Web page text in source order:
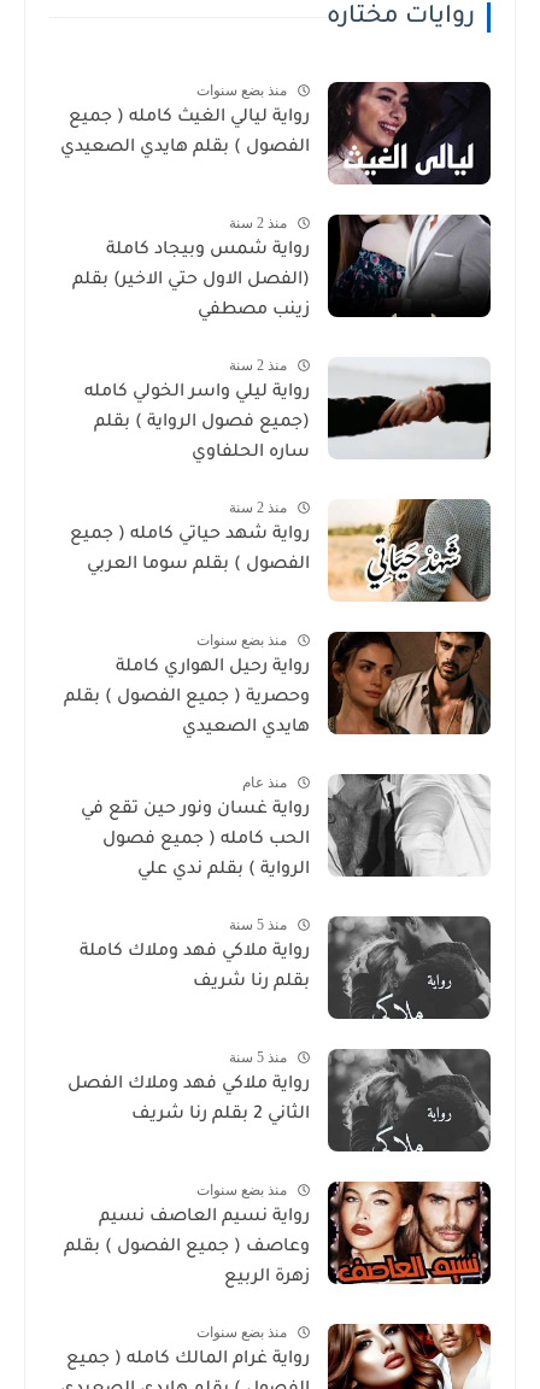
روايات مختاره
منذ بضع سنوات
رواية ليالي الغيث كامله ( جميع
الفصول ) بقلم هايدي الصعيدي
منذ 2 سنة
رواية شمس وبيجاد كاملة
(الفصل الاول حتي الاخير) بقلم
زينب مصطفي
منذ 2 سنة
رواية ليلي واسر الخولي كامله
(جميع فصول الرواية ) بقلم
ساره الحلفاوي
منذ 2 سنة
رواية شهد حياتي كامله ( جميع
الفصول ) بقلم سوما العربي
منذ بضع سنوات
رواية رحيل الهواري كاملة
وحصرية ( جميع الفصول ) بقلم
هايدي الصعيدي
منذ عام
رواية غسان ونور حين تقع في
الحب كامله ( جميع فصول
الرواية ) بقلم ندي علي
منذ 5 سنة
رواية ملاكي فهد وملاك كاملة
بقلم رنا شريف
منذ 5 سنة
رواية ملاكي فهد وملاك الفصل
الثاني 2 بقلم رنا شريف
منذ بضع سنوات
رواية نسيم العاصف نسيم
وعاصف ( جميع الفصول ) بقلم
زهرة الربيع
منذ بضع سنوات
رواية غرام المالك كامله ( جميع